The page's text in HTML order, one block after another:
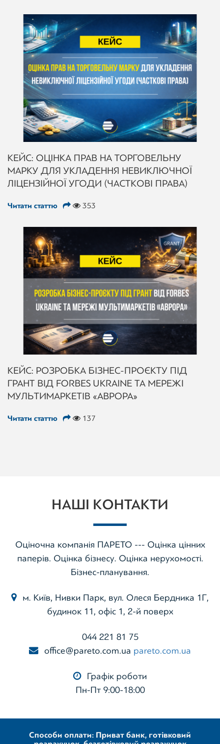
КЕЙС: ОЦІНКА ПРАВ НА ТОРГОВЕЛЬНУ
МАРКУ ДЛЯ УКЛАДЕННЯ НЕВИКЛЮЧНОЇ
ЛІЦЕНЗІЙНОЇ УГОДИ (ЧАСТКОВІ ПРАВА)
Читати статтю 353
КЕЙС: РОЗРОБКА БІЗНЕС-ПРОЄКТУ ПІД
ГРАНТ ВІД FORBES UKRAINE ТА МЕРЕЖІ
МУЛЬТИМАРКЕТІВ «АВРОРА»
Читати статтю 137
НАШІ КОНТАКТИ
Оціночна компанія ПАРЕТО --- Оцінка цінних
паперів. Оцінка бізнесу. Оцінка нерухомості.
Бізнес-планування.
м. Київ, Нивки Парк, вул. Олеся Бердника 1Г,
будинок 11, офіс 1, 2-й поверх
044 221 81 75
office@pareto.com.ua pareto.com.ua
Графік роботи
Пн-Пт 9:00-18:00
Способи оплати: Приват банк, готівковий